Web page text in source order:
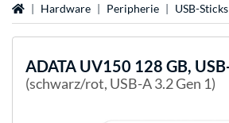
StartseiteHardware Peripherie USB-Sticks
ADATA UV150 128 GB,
(schwarz/rot, USB-A 3.2 Gen 1)